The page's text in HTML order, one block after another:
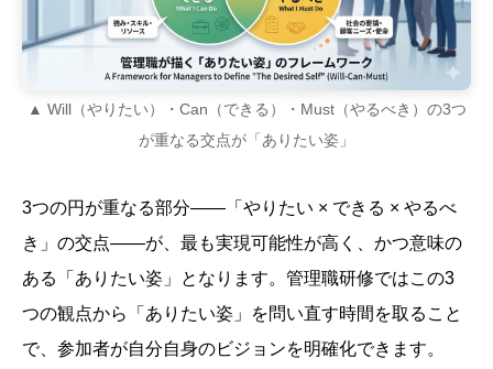
▲ Will（やりたい）・Can（できる）・Must（やるべき）の3つ
が重なる交点が「ありたい姿」
3つの円が重なる部分——「やりたい × できる × やるべ
き」の交点——が、最も実現可能性が高く、かつ意味の
ある「ありたい姿」となります。管理職研修ではこの3
つの観点から「ありたい姿」を問い直す時間を取ること
で、参加者が自分自身のビジョンを明確化できます。